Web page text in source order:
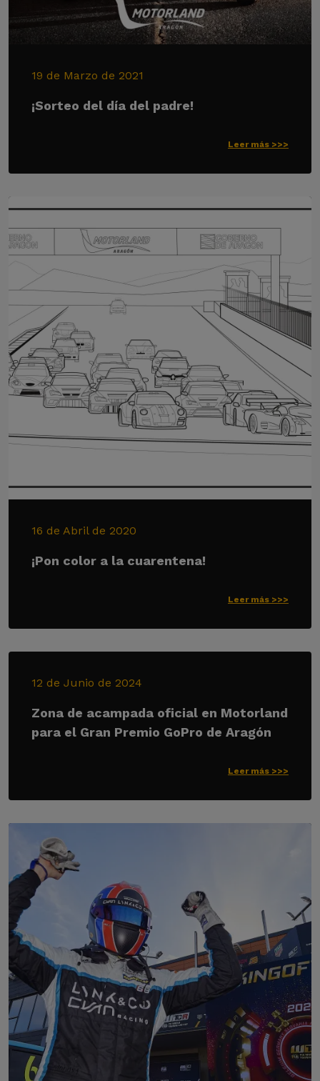
19 de Marzo de 2021
¡Sorteo del día del padre!
Leer más >>>
16 de Abril de 2020
¡Pon color a la cuarentena!
Leer más >>>
12 de Junio de 2024
Zona de acampada oficial en Motorland
para el Gran Premio GoPro de Aragón
Leer más >>>